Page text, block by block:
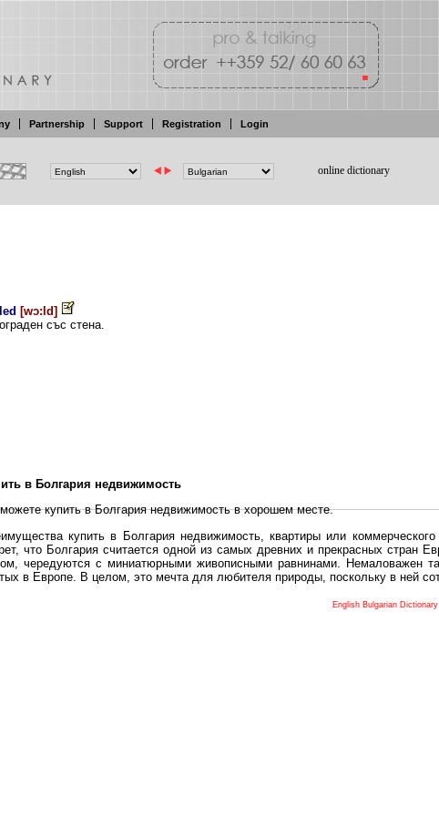
Partnership Support Registration Login
online dictionary
[wɔ:ld]
ограден със стена.
в Болгария недвижимость
купить в Болгария недвижимость в хорошем месте.
купить в Болгария недвижимость, квартиры или
что Болгария считается одной из самых древних и прекрасных стран
чередуются с миниатюрными живописными равнинами. Немаловажен
в Европе. В целом, это мечта для любителя природы, поскольку в ней
одно существенное преимущество в плане купить в БолгарияEnglish Bulgarian Dictionary